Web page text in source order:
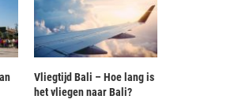
Vliegtijd Bali – Hoe lang is
het vliegen naar Bali?